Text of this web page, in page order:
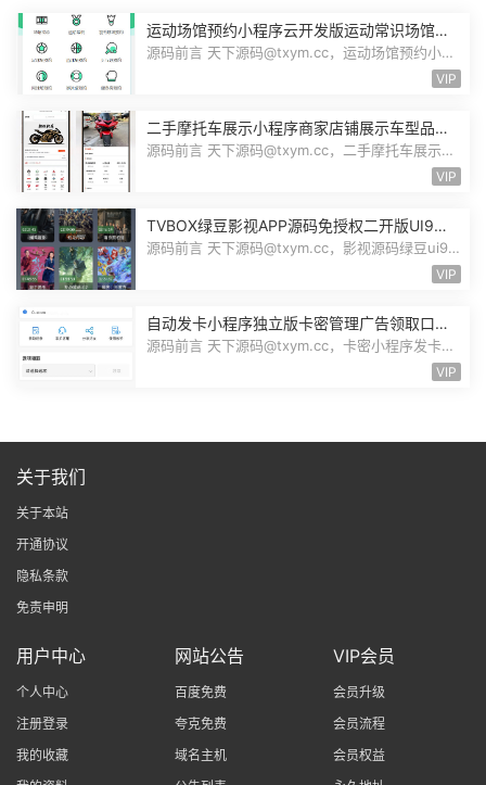
运动场馆预约小程序云开发版运动常识场馆动
态羽毛球健身房乒乓球预约管理预约凭证源码
源码前言 天下源码@txym.cc，运动场馆预约小程
VIP
二手摩托车展示小程序商家店铺展示车型品牌
管理摩托车信息发布用户交互联系源码
源码前言 天下源码@txym.cc，二手摩托车展示小
VIP
TVBOX绿豆影视APP源码免授权二开版UI9影
视排行榜TV端手机端完整版源码追剧影视
源码前言 天下源码@txym.cc，影视源码绿豆ui9
VIP
自动发卡小程序独立版卡密管理广告领取口令
领取裂变扩展流量主小程序Custom
源码前言 天下源码@txym.cc，卡密小程序发卡小
VIP
关于我们
关于本站
开通协议
隐私条款
免责申明
用户中心
个人中心
注册登录
我的收藏
网站公告
百度免费
夸克免费
域名主机
VIP会员
会员升级
会员流程
会员权益